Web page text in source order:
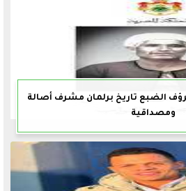
الضبع تاريخ برلمان مشرف أصالة
ومصداقية